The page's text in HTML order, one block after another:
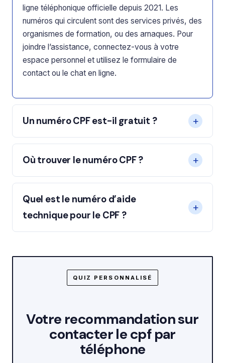
ligne téléphonique officielle depuis 2021. Les
numéros qui circulent sont des services privés, des
organismes de formation, ou des arnaques. Pour
joindre l’assistance, connectez-vous à votre
espace personnel et utilisez le formulaire de
contact ou le chat en ligne.
Un numéro CPF est-il gratuit ?
Où trouver le numéro CPF ?
Quel est le numéro d’aide
technique pour le CPF ?
QUIZ PERSONNALISÉ
Votre recommandation sur
contacter le cpf par
téléphone